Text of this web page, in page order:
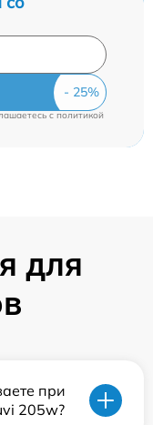
c политикой
для
при
205w?